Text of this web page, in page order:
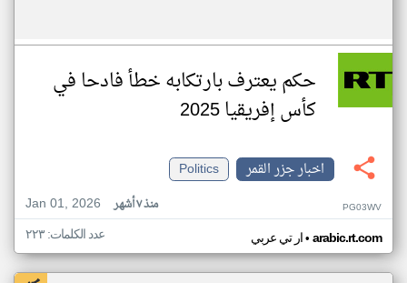
حكم يعترف بارتكابه خطأ فادحا في
كأس إفريقيا 2025
اخبار جزر القمر
Politics
Jan 01, 2026
منذ ٧ أشهر PG03WV
ار تي عربي• arabic.rt.com عدد الكلمات: ٢٢٣